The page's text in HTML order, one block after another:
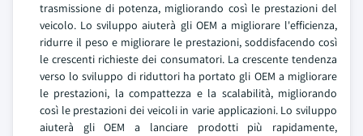
trasmissione di potenza, migliorando così le prestazioni del
veicolo. Lo sviluppo aiuterà gli OEM a migliorare l'efficienza,
ridurre il peso e migliorare le prestazioni, soddisfacendo così
le crescenti richieste dei consumatori. La crescente tendenza
verso lo sviluppo di riduttori ha portato gli OEM a migliorare
le prestazioni, la compattezza e la scalabilità, migliorando
così le prestazioni dei veicoli in varie applicazioni. Lo sviluppo
aiuterà gli OEM a lanciare prodotti più rapidamente,